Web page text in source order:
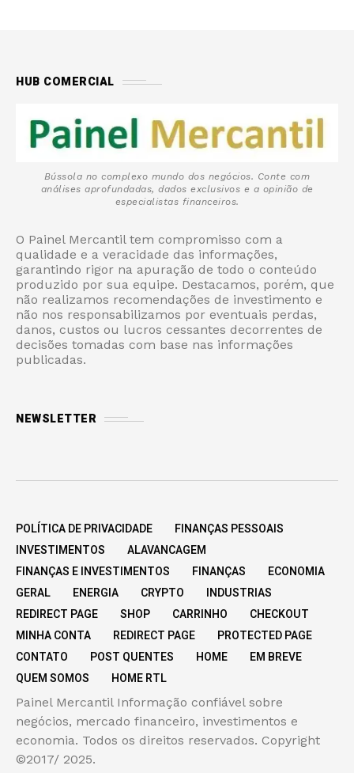
HUB COMERCIAL
Bússola no complexo mundo dos negócios. Conte com
análises aprofundadas, dados exclusivos e a opinião de
especialistas financeiros.
O Painel Mercantil tem compromisso com a
qualidade e a veracidade das informações,
garantindo rigor na apuração de todo o conteúdo
produzido por sua equipe. Destacamos, porém, que
não realizamos recomendações de investimento e
não nos responsabilizamos por eventuais perdas,
danos, custos ou lucros cessantes decorrentes de
decisões tomadas com base nas informações
publicadas.
NEWSLETTER
POLÍTICA DE PRIVACIDADE
FINANÇAS PESSOAIS
INVESTIMENTOS
ALAVANCAGEM
FINANÇAS E INVESTIMENTOS
FINANÇAS
ECONOMIA
GERAL
ENERGIA CRYPTO
INDUSTRIAS
REDIRECT PAGE
SHOP CARRINHO
CHECKOUT
MINHA CONTA
REDIRECT PAGE
PROTECTED PAGE
CONTATO
POST QUENTES HOME
EM BREVE
QUEM SOMOS
HOME RTL
Painel Mercantil Informação confiável sobre
negócios, mercado financeiro, investimentos e
economia. Todos os direitos reservados. Copyright
©2017/ 2025.